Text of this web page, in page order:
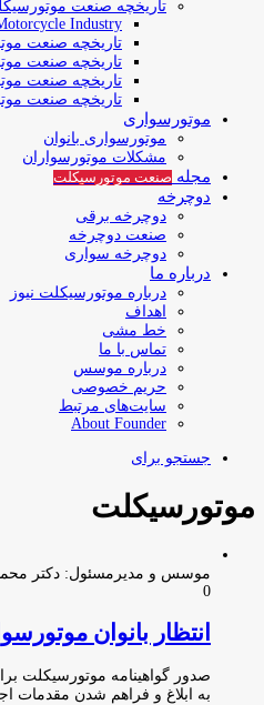
تاریخچه صنعت
Industry
تاریخچه صنعت
تاریخچه صنعت
تاریخچه صنعت
تاریخچه صنعت
موتورسواری
موتورسواری بانوان
مشکلات موتورسواران
مجله صنعت موتورسیکلت
دوچرخه
دوچرخه برقی
صنعت دوچرخه
دوچرخه سواری
درباره ما
درباره موتورسیکلت نیوز
اهداف
خط مشی
تماس با ما
درباره موسس
حریم خصوصی
سایت‌های مرتبط
About Founder
جستجو برای
موتورسیکلت
موسس و مدیرمسئول: دکتر
0
انتظار بانوان
صدور گواهینامه موتورسیکلت
به ابلاغ و فراهم شدن مقدمات